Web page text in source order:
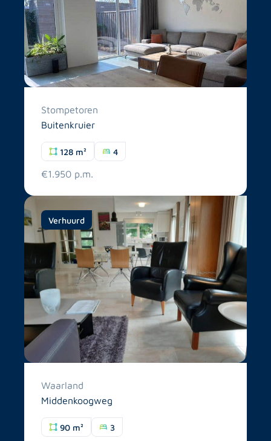
Stompetoren
Buitenkruier
128 m² 4
€1.950 p.m.
Verhuurd
Waarland
Middenkoogweg
90 m² 3